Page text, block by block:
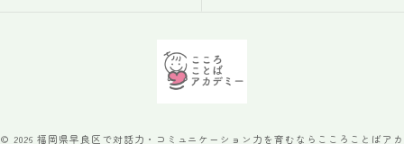
© 2026 福岡県早良区で対話力・コミュニケーション力を育むならこころことばアカ